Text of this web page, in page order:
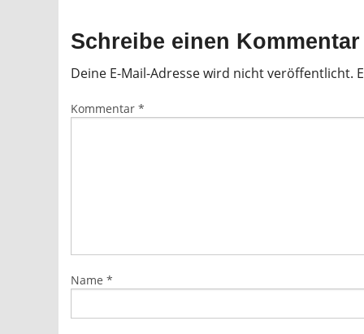
Schreibe einen Kommentar
Deine E-Mail-Adresse wird nicht veröffentlicht.
Kommentar *
Name *